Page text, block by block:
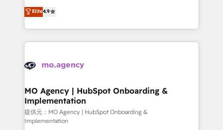
to your needs and sales objectives. With 125+
certifications, we are part of the most certified
services are offered in both English & French.
Elite Solutions Partner for businesses ready to
migrate, replatform, and scale smarter. We specialize
in high-impact CRM and CMS migrations and
onboarding from platforms like Salesforce, NetSuite,
WordPress and legacy CRMs, turning fragmented
architectures that accelerate revenue operations and
performance. - Multi-object CRM migration, cleanup,
and implementation. - Pre-built and custom
integrations across your full tech stack. - Custom
Elite4.9
MO Agency | HubSpot Onboarding &
Implementation
提供元：MO Agency | HubSpot Onboarding &
Implementation